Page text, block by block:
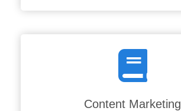
Content Marketing